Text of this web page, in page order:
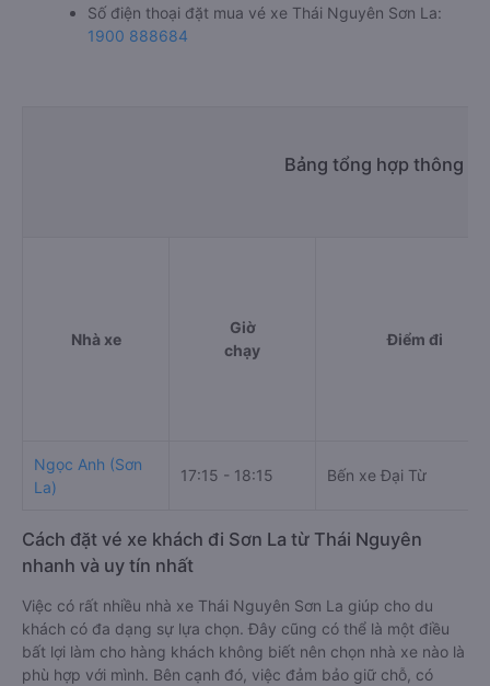
Số điện thoại đặt mua vé xe Thái Nguyên Sơn La:
1900 888684
Bảng tổng hợp thông
Nhà xe
Giờ
chạy
Điểm đi
Ngọc Anh (Sơn
La)
17:15 - 18:15 Bến xe Đại Từ
Cách đặt vé xe khách đi Sơn La từ Thái Nguyên
nhanh và uy tín nhất
Việc có rất nhiều nhà xe Thái Nguyên Sơn La giúp cho du
khách có đa dạng sự lựa chọn. Đây cũng có thể là một điều
bất lợi làm cho hàng khách không biết nên chọn nhà xe nào là
phù hợp với mình. Bên cạnh đó, việc đảm bảo giữ chỗ, có